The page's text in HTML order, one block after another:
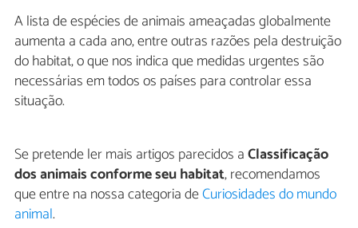
A lista de espécies de animais ameaçadas globalmente
aumenta a cada ano, entre outras razões pela destruição
do habitat, o que nos indica que medidas urgentes são
necessárias em todos os países para controlar essa
situação.
Se pretende ler mais artigos parecidos aClassificação
dos animais conforme seu habitat, recomendamos
que entre na nossa categoria deCuriosidades do mundo
animal.